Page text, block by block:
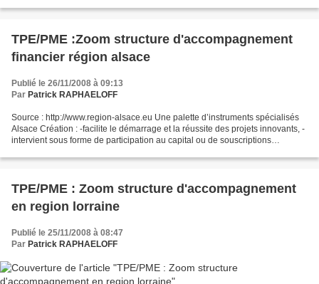
TPE/PME :Zoom structure d'accompagnement
financier région alsace
Publié le 26/11/2008 à 09:13
Par Patrick RAPHAELOFF
Source : http://www.region-alsace.eu Une palette d’instruments spécialisés
Alsace Création : -facilite le démarrage et la réussite des projets innovants, -
intervient sous forme de participation au capital ou de souscriptions
TPE/PME : Zoom structure d'accompagnement
en region lorraine
Publié le 25/11/2008 à 08:47
Par Patrick RAPHAELOFF